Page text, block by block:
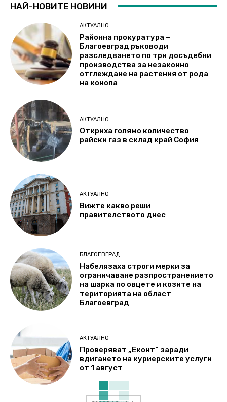
НАЙ-НОВИТЕ НОВИНИ
АКТУАЛНО
Районна прокуратура –
Благоевград ръководи
разследването по три досъдебни
производства за незаконно
отглеждане на растения от рода
на конопа
АКТУАЛНО
Откриха голямо количество
райски газ в склад край София
АКТУАЛНО
Вижте какво реши
правителството днес
БЛАГОЕВГРАД
Набелязаха строги мерки за
ограничаване разпространението
на шарка по овцете и козите на
територията на област
Благоевград
АКТУАЛНО
Проверяват „Еконт“ заради
вдигането на куриерските услуги
от 1 август